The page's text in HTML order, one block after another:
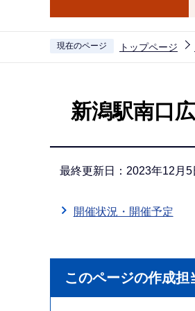
現在のページ トップページ
新潟駅南口
最終更新日：2023年12月5
開催状況・開催予定
このページの作成担